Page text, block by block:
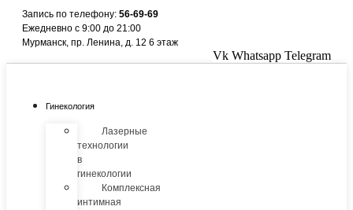
Перейти
содержимому
Запись по телефону: 56-69-69
Ежедневно с 9:00 до 21:00
Мурманск, пр. Ленина, д. 12 6 этаж
Vk Whatsapp Telegram
Гинекология
Лазерные
технологии
в
гинекологии
Комплексная
интимная